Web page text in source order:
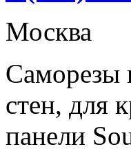
Москва
Саморезы
стен, для
панели